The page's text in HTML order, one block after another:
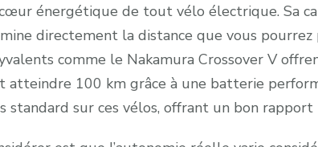
énergétique de tout vélo électrique. Sa
directement la distance que vous pourrez
comme le Nakamura Crossover V
atteindre 100 km grâce à une batterie
standard sur ces vélos, offrant un bon rapport